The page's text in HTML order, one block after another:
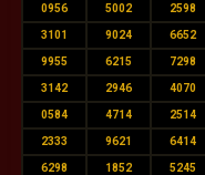
0956 5002 2598
3101 9024 6652
9955 6215 7298
3142 2946 4070
0584 4714 2514
2333 9621 6414
6298 1852 5245